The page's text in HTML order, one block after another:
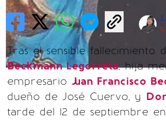
Tras el sensible fallecimiento
Beckmann Legorreta, hija
empresario Juan Francisco
dueño de José Cuervo, y
tarde del 12 de septiembre